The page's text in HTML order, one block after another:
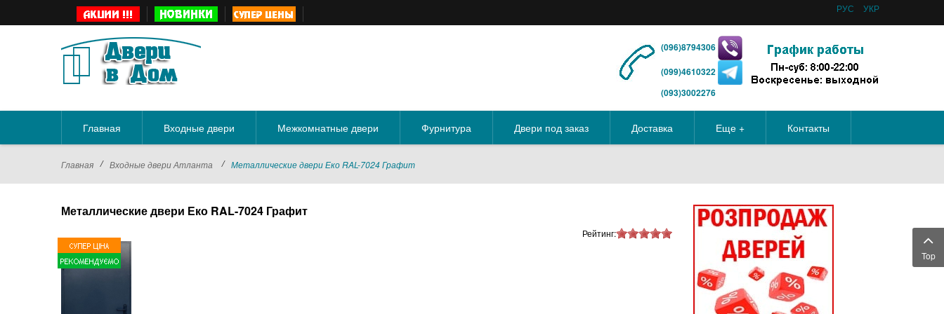
РУС УКР
(096)8794306
(099)4610322
(093)3002276
Главная Входные двери Межкомнатные двери Фурнитура Двери под заказ Доставка Еще + Контакты
Главная / Входные двери Атланта / Металлические двери Еко RAL-7024 Графит
Металлические двери Еко RAL-7024 Графит
Рейтинг:
Top